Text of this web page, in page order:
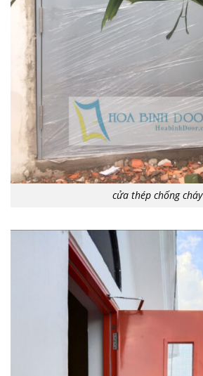
cửa thép chống cháy